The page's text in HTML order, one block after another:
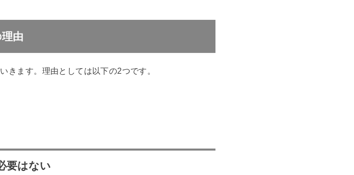
由
きます。理由としては以下の2つです。
要はない